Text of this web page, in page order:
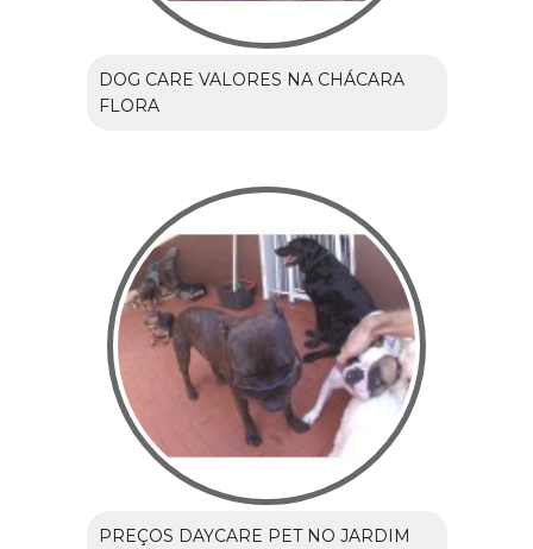
DOG CARE VALORES NA CHÁCARA
FLORA
PREÇOS DAYCARE PET NO JARDIM